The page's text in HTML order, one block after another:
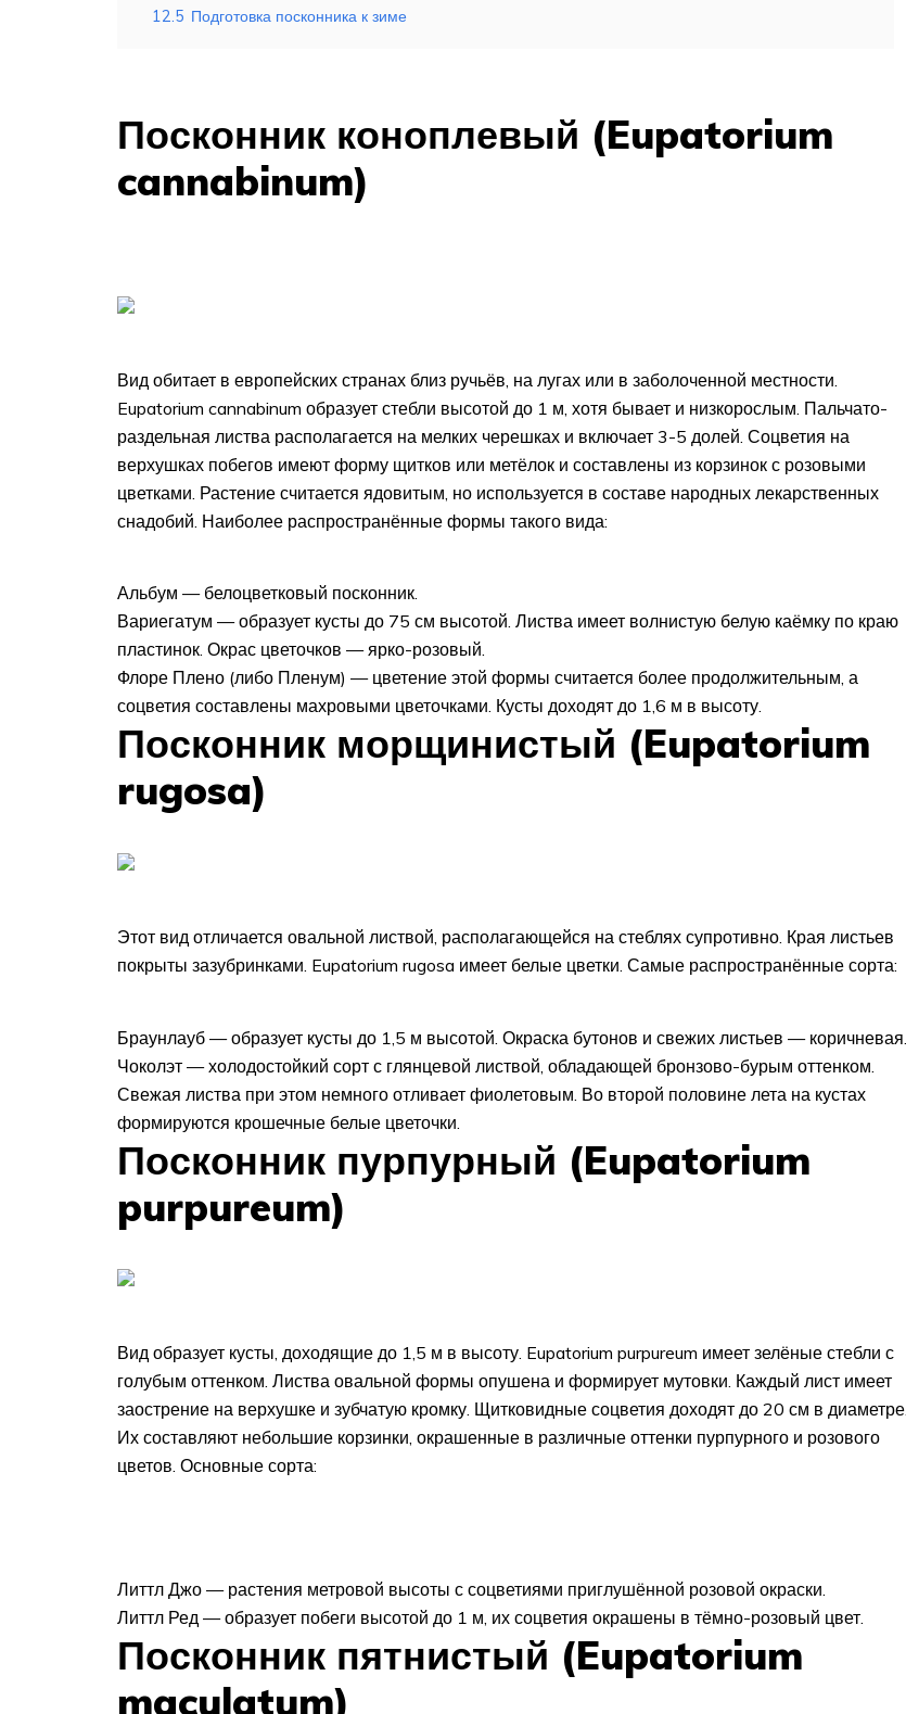
12.5 Подготовка посконника к зиме
Посконник коноплевый (Eupatorium
cannabinum)
Вид обитает в европейских странах близ ручьёв, на лугах или в заболоченной местности.
Eupatorium cannabinum образует стебли высотой до 1 м, хотя бывает и низкорослым. Пальчато-
раздельная листва располагается на мелких черешках и включает 3-5 долей. Соцветия на
верхушках побегов имеют форму щитков или метёлок и составлены из корзинок с розовыми
цветками. Растение считается ядовитым, но используется в составе народных лекарственных
снадобий. Наиболее распространённые формы такого вида:
Альбум — белоцветковый посконник.
Вариегатум — образует кусты до 75 см высотой. Листва имеет волнистую белую каёмку по краю
пластинок. Окрас цветочков — ярко-розовый.
Флоре Плено (либо Пленум) — цветение этой формы считается более продолжительным, а
соцветия составлены махровыми цветочками. Кусты доходят до 1,6 м в высоту.
Посконник морщинистый (Eupatorium
rugosa)
Этот вид отличается овальной листвой, располагающейся на стеблях супротивно. Края листьев
покрыты зазубринками. Eupatorium rugosa имеет белые цветки. Самые распространённые сорта:
Браунлауб — образует кусты до 1,5 м высотой. Окраска бутонов и свежих листьев — коричневая.
Чоколэт — холодостойкий сорт с глянцевой листвой, обладающей бронзово-бурым оттенком.
Свежая листва при этом немного отливает фиолетовым. Во второй половине лета на кустах
формируются крошечные белые цветочки.
Посконник пурпурный (Eupatorium
purpureum)
Вид образует кусты, доходящие до 1,5 м в высоту. Eupatorium purpureum имеет зелёные стебли с
голубым оттенком. Листва овальной формы опушена и формирует мутовки. Каждый лист имеет
заострение на верхушке и зубчатую кромку. Щитковидные соцветия доходят до 20 см в диаметре.
Их составляют небольшие корзинки, окрашенные в различные оттенки пурпурного и розового
цветов. Основные сорта:
Литтл Джо — растения метровой высоты с соцветиями приглушённой розовой окраски.
Литтл Ред — образует побеги высотой до 1 м, их соцветия окрашены в тёмно-розовый цвет.
Посконник пятнистый (Eupatorium
maculatum)